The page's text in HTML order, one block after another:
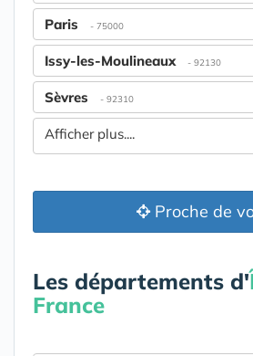
Paris - 75000
Issy-les-Moulineaux - 92130
Sèvres - 92310
Afficher plus....
Proche de
Les départements d'
France